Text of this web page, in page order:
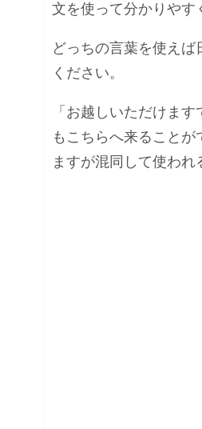
文を使って分かりやす
どっちの言葉を使え
ください。
「お越しいただけま
もこちらへ来ること
ますが混同して使われ